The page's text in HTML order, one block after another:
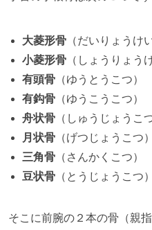
大菱形骨 （だいりょうけ
小菱形骨 （しょうりょう
有頭骨 （ゆうとうこつ）
有鈎骨 （ゆうこうこつ）
舟状骨 （しゅうじょうこつ
月状骨 （げつじょうこつ）
三角骨 （さんかくこつ）
豆状骨 （とうじょうこつ）
そこに前腕の２本の骨（親